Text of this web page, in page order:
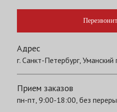
Адрес
г. Санкт-Петербург,
Прием заказов
пн-пт, 9:00-18:00, без